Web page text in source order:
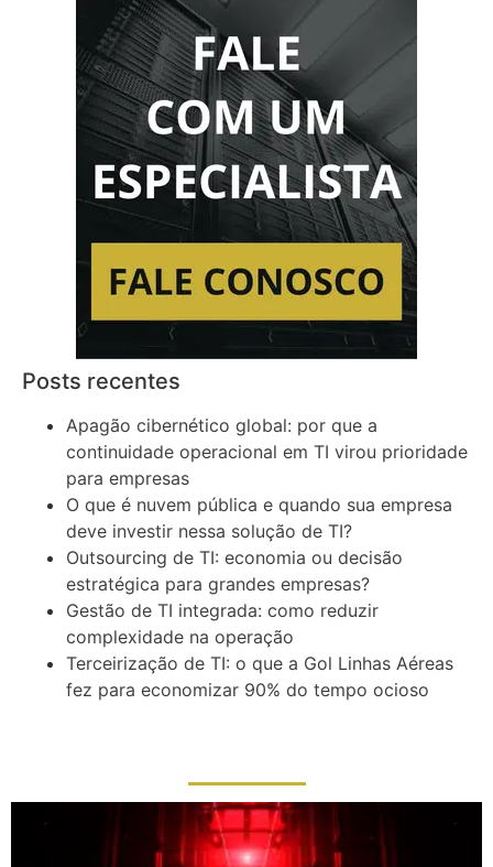
Posts recentes
Apagão cibernético global: por que a
continuidade operacional em TI virou prioridade
para empresas
O que é nuvem pública e quando sua empresa
deve investir nessa solução de TI?
Outsourcing de TI: economia ou decisão
estratégica para grandes empresas?
Gestão de TI integrada: como reduzir
complexidade na operação
Terceirização de TI: o que a Gol Linhas Aéreas
fez para economizar 90% do tempo ocioso